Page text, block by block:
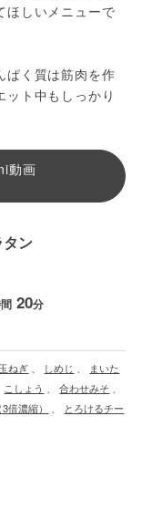
ほしいメニューで
ぱく質は筋肉を作
ット中もしっかり
動画
ン
20分
玉ねぎ しめじ
まいた
こしょう 、合わせみそ
倍濃縮）
とろけるチー